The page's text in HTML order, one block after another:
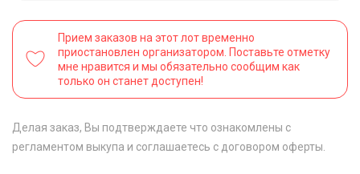
Прием заказов на этот лот временно
приостановлен организатором. Поставьте отметку
мне нравится и мы обязательно сообщим как
только он станет доступен!
Делая заказ, Вы подтверждаете что ознакомлены с
регламентом выкупа и соглашаетесь с договором оферты